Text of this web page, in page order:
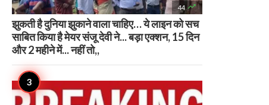
44 
झुकती है दुनिया झुकाने वाला चाहिए… ये लाइन को सच
साबित किया है मेयर संजू देवी ने... बड़ा एक्शन, 15 दिन
और 2 महीने में... नहीं तो,,